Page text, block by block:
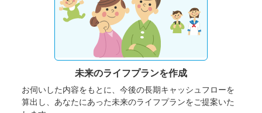
未来のライフプランを作成
お伺いした内容をもとに、今後の長期キャッシュフローを
算出し、あなたにあった未来のライフプランをご提案いた